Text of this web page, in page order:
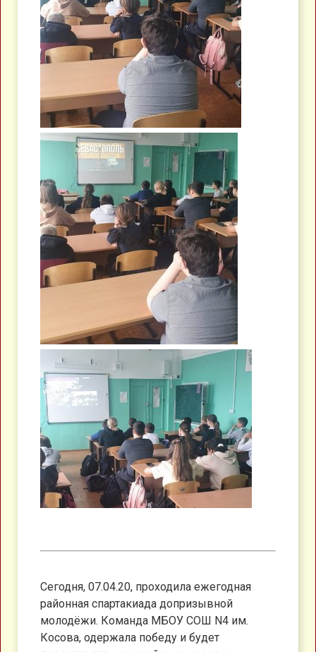
Сегодня, 07.04.20, проходила ежегодная
районная спартакиада допризывной
молодёжи. Команда МБОУ СОШ N4 им.
Косова, одержала победу и будет